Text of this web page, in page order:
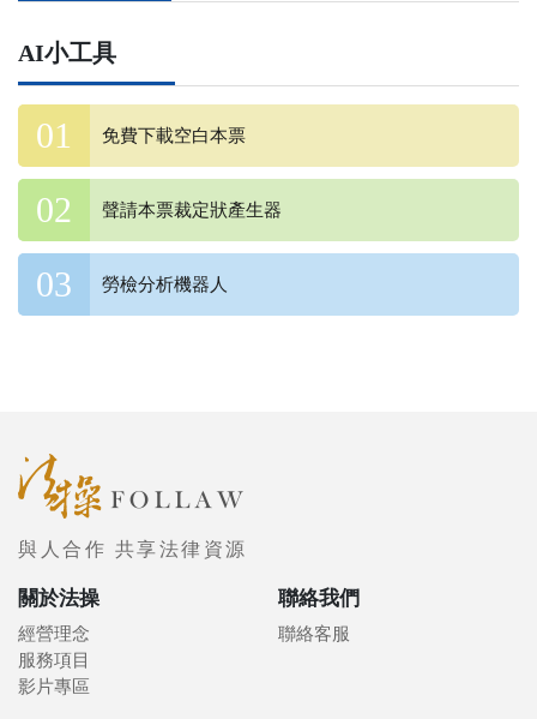
AI小工具
免費下載空白本票
聲請本票裁定狀產生器
勞檢分析機器人
與人合作 共享法律資源
關於法操
經營理念
服務項目
影片專區
聯絡我們
聯絡客服